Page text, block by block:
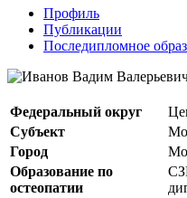
Профиль
Публикации
Последипломное
Федеральный округ
Субъект
Город
Образование по
остеопатии